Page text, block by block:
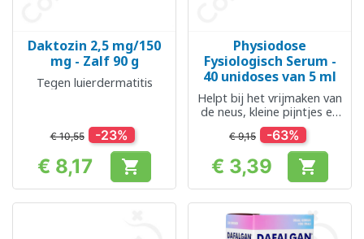
Daktozin 2,5 mg/150
mg - Zalf 90 g
Tegen luierdermatitis
€ 10,55 -23%
Prijs
€ 8,17 
Physiodose
Fysiologisch Serum -
40 unidoses van 5 ml
Helpt bij het vrijmaken van
de neus, kleine pijntjes en
kwaaltjes
€ 9,15 -63%
Prijs
€ 3,39 